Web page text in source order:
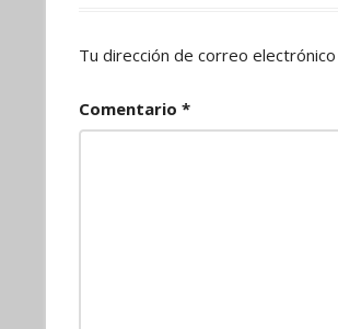
Tu dirección de correo
Comentario *